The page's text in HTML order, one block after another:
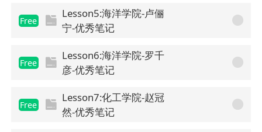
Free
Lesson5:海洋学院-卢俪
宁-优秀笔记
Free
Lesson6:海洋学院-罗千
彦-优秀笔记
Free
Lesson7:化工学院-赵冠
然-优秀笔记